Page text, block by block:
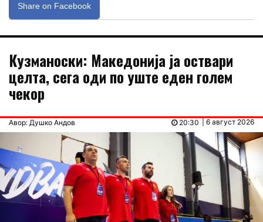
Share on Facebook
Кузманоски: Македонија ја оствари
целта, сега оди по уште еден голем
чекор
Авор: Душко Андов | 6 август 2026
20:30